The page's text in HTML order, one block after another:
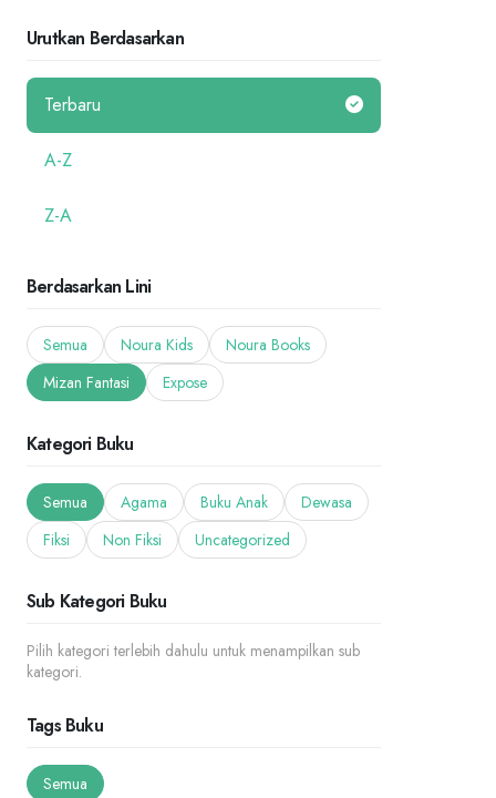
Urutkan Berdasarkan
Terbaru
A-Z
Z-A
Berdasarkan Lini
Semua Noura Kids
Noura Books
Mizan Fantasi
Expose
Kategori Buku
Semua Agama Buku Anak
Dewasa
Fiksi
Non Fiksi Uncategorized
Sub Kategori Buku
Pilih kategori terlebih dahulu untuk menampilkan sub
kategori.
Tags Buku
Semua